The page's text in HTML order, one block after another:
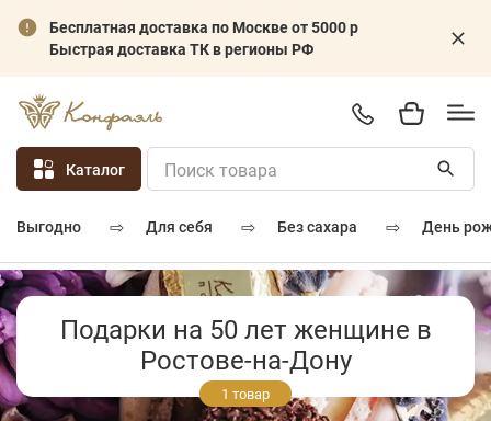
Бесплатная доставка по Москве от 5000 р
Быстрая доставка ТК в регионы РФ
Каталог
выгодно ⇨ для себя ⇨ без сахара ⇨ день
Подарки на 50 лет женщине в
Ростове-на-Дону
1 товар